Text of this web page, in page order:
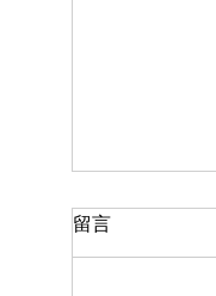
大閘蟹
大閘蟹2025
留言